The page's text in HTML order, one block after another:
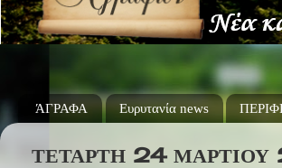
ΆΓΡΑΦΑ Ευρυτανία news
ΤΕΤΆΡΤΗ 24